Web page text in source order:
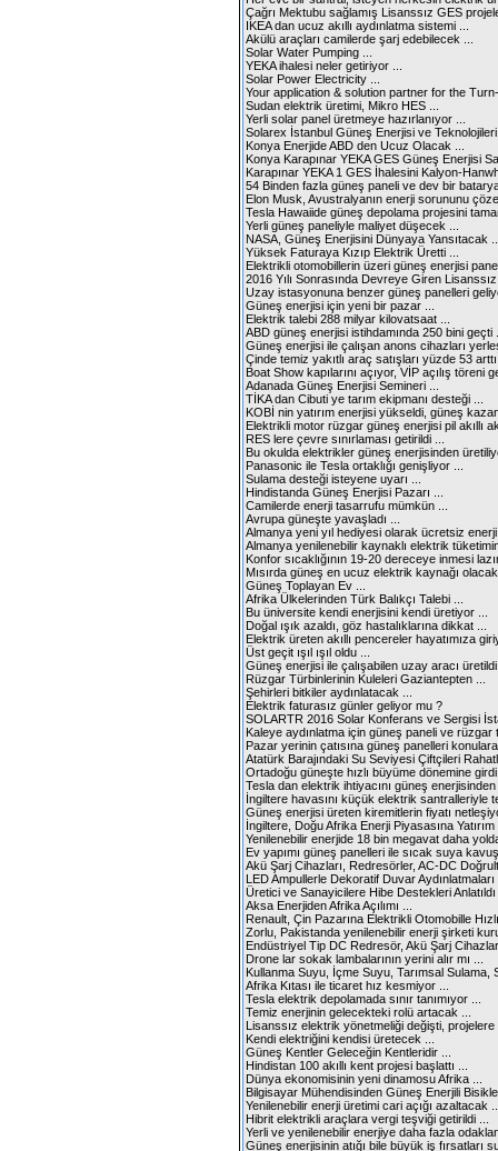
Çağrı Mektubu sağlamış Lisanssız GES
IKEA dan ucuz akıllı aydınlatma sistemi ...
Akülü araçları camilerde şarj edebilecek ...
Solar Water Pumping ...
YEKA ihalesi neler getiriyor ...
Solar Power Electricity ...
Your application & solution partner for the
Sudan elektrik üretimi, Mikro HES ...
Yerli solar panel üretmeye hazırlanıyor ...
Solarex İstanbul Güneş Enerjisi ve Teknolojileri
Konya Enerjide ABD den Ucuz Olacak ...
Konya Karapınar YEKA GES Güneş Enerjisi
Karapınar YEKA 1 GES İhalesini Kalyon-
54 Binden fazla güneş paneli ve dev bir
Elon Musk, Avustralyanın enerji sorununu
Tesla Hawaiide güneş depolama projesini
Yerli güneş paneliyle maliyet düşecek ...
NASA, Güneş Enerjisini Dünyaya Yansıtacak
Yüksek Faturaya Kızıp Elektrik Üretti ...
Elektrikli otomobillerin üzeri güneş enerjisi
2016 Yılı Sonrasında Devreye Giren
Uzay istasyonuna benzer güneş panelleri
Güneş enerjisi için yeni bir pazar ...
Elektrik talebi 288 milyar kilovatsaat ...
ABD güneş enerjisi istihdamında 250 bini geçti
Güneş enerjisi ile çalışan anons cihazları
Çinde temiz yakıtlı araç satışları yüzde 53
Boat Show kapılarını açıyor, VİP açılış töreni
Adanada Güneş Enerjisi Semineri ...
TİKA dan Cibuti ye tarım ekipmanı desteği ...
KOBİ nin yatırım enerjisi yükseldi, güneş
Elektrikli motor rüzgar güneş enerjisi pil akıllı
RES lere çevre sınırlaması getirildi ...
Bu okulda elektrikler güneş enerjisinden
Panasonic ile Tesla ortaklığı genişliyor ...
Sulama desteği isteyene uyarı ...
Hindistanda Güneş Enerjisi Pazarı ...
Camilerde enerji tasarrufu mümkün ...
Avrupa güneşte yavaşladı ...
Almanya yeni yıl hediyesi olarak ücretsiz
Almanya yenilenebilir kaynaklı elektrik
Konfor sıcaklığının 19-20 dereceye inmesi
Mısırda güneş en ucuz elektrik kaynağı
Güneş Toplayan Ev ...
Afrika Ülkelerinden Türk Balıkçı Talebi ...
Bu üniversite kendi enerjisini kendi üretiyor ...
Doğal ışık azaldı, göz hastalıklarına dikkat ...
Elektrik üreten akıllı pencereler hayatımıza
Üst geçit ışıl ışıl oldu ...
Güneş enerjisi ile çalışabilen uzay aracı
Rüzgar Türbinlerinin Kuleleri Gaziantepten ...
Şehirleri bitkiler aydınlatacak ...
Elektrik faturasız günler geliyor mu ?
SOLARTR 2016 Solar Konferans ve Sergisi
Kaleye aydınlatma için güneş paneli ve rüzgar
Pazar yerinin çatısına güneş panelleri
Atatürk Barajındaki Su Seviyesi Çiftçileri
Ortadoğu güneşte hızlı büyüme dönemine
Tesla dan elektrik ihtiyacını güneş
İngiltere havasını küçük elektrik santralleriyle
Güneş enerjisi üreten kiremitlerin fiyatı
İngiltere, Doğu Afrika Enerji Piyasasına Yatırım
Yenilenebilir enerjide 18 bin megavat daha
Ev yapımı güneş panelleri ile sıcak suya
Akü Şarj Cihazları, Redresörler, AC-DC
LED Ampullerle Dekoratif Duvar Aydınlatmaları
Üretici ve Sanayicilere Hibe Destekleri Anlatıldı
Aksa Enerjiden Afrika Açılımı ...
Renault, Çin Pazarına Elektrikli Otomobille
Zorlu, Pakistanda yenilenebilir enerji şirketi
Endüstriyel Tip DC Redresör, Akü Şarj
Drone lar sokak lambalarının yerini alır mı ...
Kullanma Suyu, İçme Suyu, Tarımsal Sulama,
Afrika Kıtası ile ticaret hız kesmiyor ...
Tesla elektrik depolamada sınır tanımıyor ...
Temiz enerjinin gelecekteki rolü artacak ...
Lisanssız elektrik yönetmeliği değişti,
Kendi elektriğini kendisi üretecek ...
Güneş Kentler Geleceğin Kentleridir ...
Hindistan 100 akıllı kent projesi başlattı ...
Dünya ekonomisinin yeni dinamosu Afrika ...
Bilgisayar Mühendisinden Güneş Enerjili
Yenilenebilir enerji üretimi cari açığı azaltacak
Hibrit elektrikli araçlara vergi teşviği getirildi ...
Yerli ve yenilenebilir enerjiye daha fazla
Güneş enerjisinin atığı bile büyük iş fırsatları